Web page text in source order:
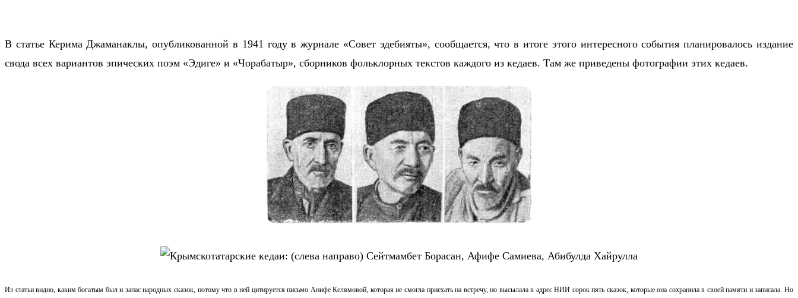
В статье Керима Джаманаклы, опубликованной в 1941 году в журнале «Совет эдебияты», сообщается, что в итоге этого интересного события планировалось издание
свода всех вариантов эпических поэм «Эдиге» и «Чорабатыр», сборников фольклорных текстов каждого из кедаев. Там же приведены фотографии этих кедаев.
Из статьи видно, каким богатым был и запас народных сказок, потому что в ней цитируется письмо Анифе Келямовой, которая не смогла приехать на встречу, но высылала в адрес НИИ сорок пять сказок, которые она сохранила в своей памяти и записала. Но